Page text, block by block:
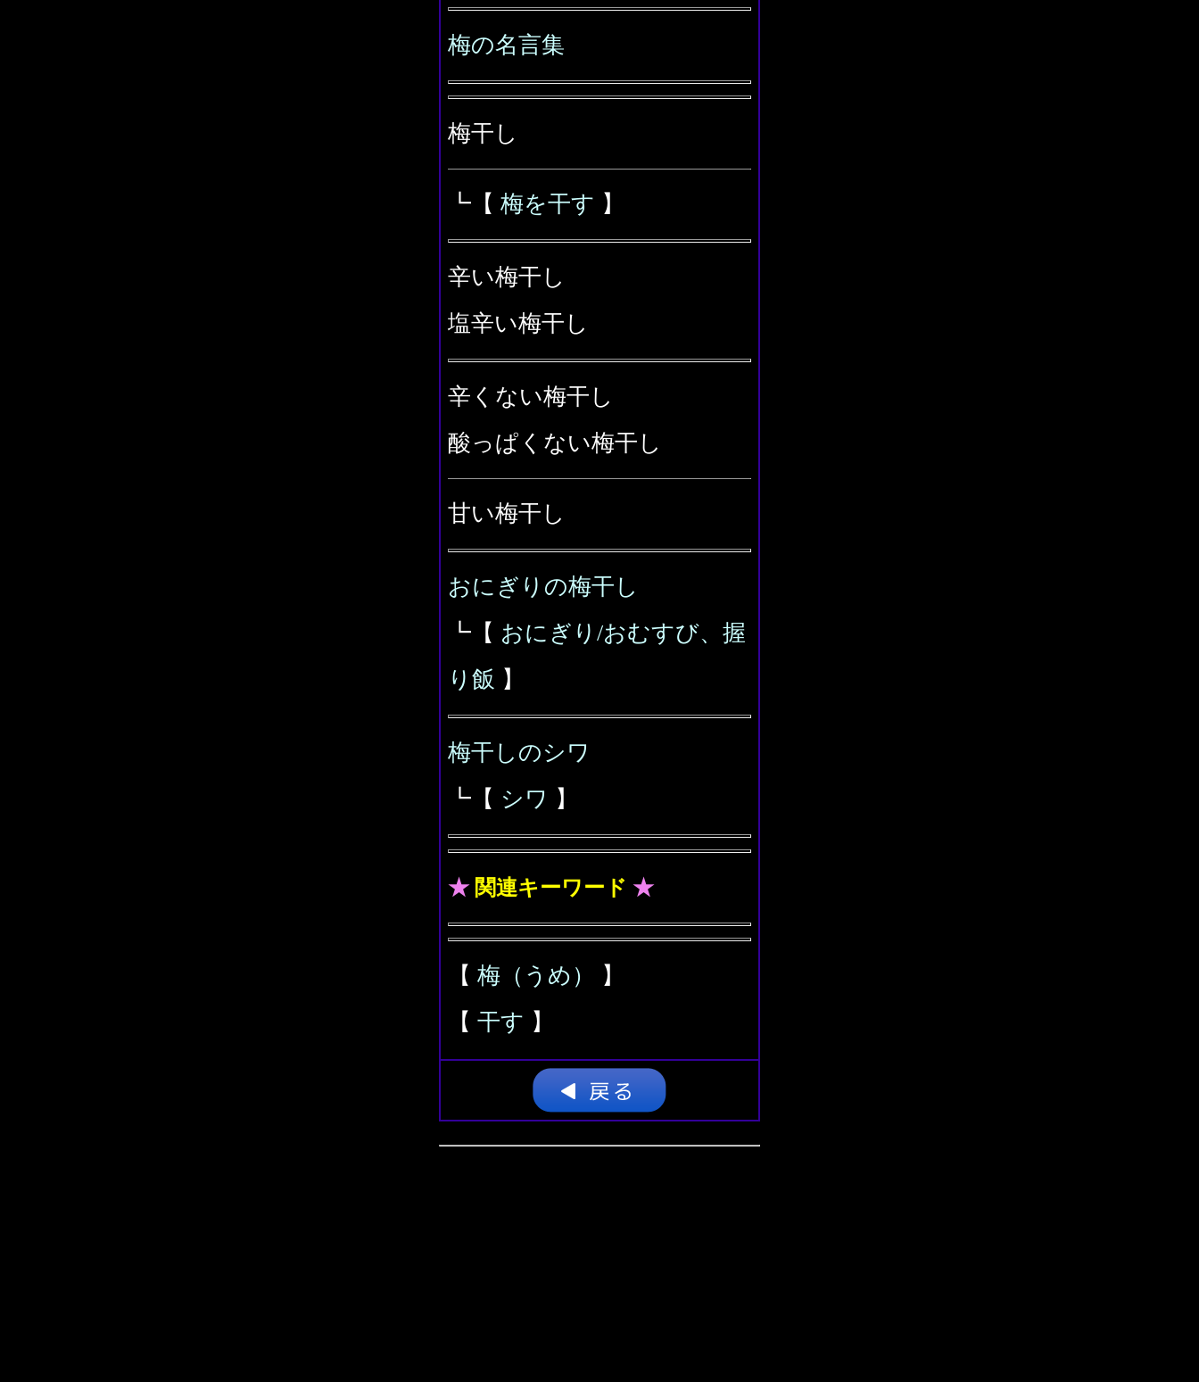
梅の名言集
梅干し
┗【 梅を干す 】
辛い梅干し
塩辛い梅干し
辛くない梅干し
酸っぱくない梅干し
甘い梅干し
おにぎりの梅干し
┗【 おにぎり/おむすび、握
り飯 】
梅干しのシワ
┗【 シワ 】
★ 関連キーワード ★
【 梅（うめ）
】
【 干す 】